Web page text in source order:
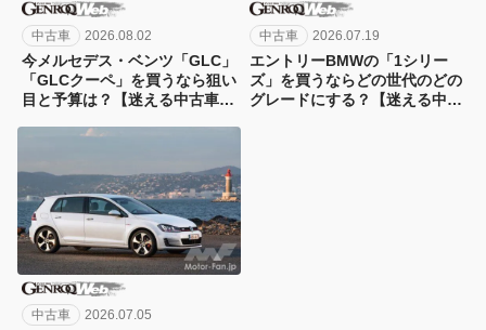
中古車 2026.08.02
今メルセデス・ベンツ「GLC」
「GLCクーペ」を買うなら狙い
目と予算は？【迷える中古車ノ
中古車 2026.07.19
エントリーBMWの「1シリー
ズ」を買うならどの世代のどの
グレードにする？【迷える中古
中古車 2026.07.05